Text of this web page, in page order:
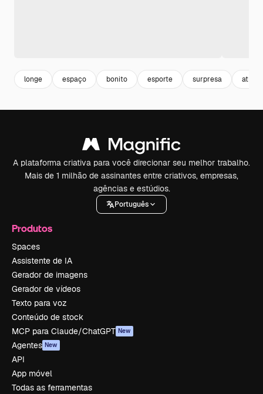
longe espaço bonito esporte surpresa
A plataforma criativa para você direcionar seu melhor trabalho.
Mais de 1 milhão de assinantes entre criativos, empresas,
agências e estúdios.
Português
Produtos
Spaces
Assistente de IA
Gerador de imagens
Gerador de vídeos
Texto para voz
Conteúdo de stock
MCP para Claude/ChatGPT New
Agentes New
API
App móvel
Todas as ferramentas